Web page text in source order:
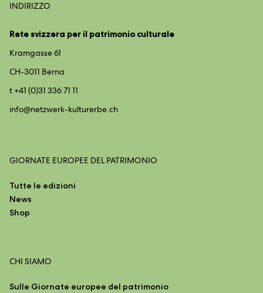
INDIRIZZO
Rete svizzera per il patrimonio culturale
Kramgasse 61
CH-3011 Berna
t +41 (0)31 336 71 11
info@netzwerk-kulturerbe.ch
GIORNATE EUROPEE DEL PATRIMONIO
Tutte le edizioni
News
Shop
CHI SIAMO
Sulle Giornate europee del patrimonio